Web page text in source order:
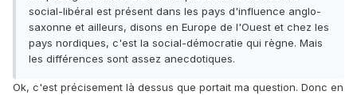
social-libéral est présent dans les pays d'influence anglo-
saxonne et ailleurs, disons en Europe de l'Ouest et chez les
pays nordiques, c'est la social-démocratie qui règne. Mais
les différences sont assez anecdotiques.
Ok, c'est précisement là dessus que portait ma question. Donc en